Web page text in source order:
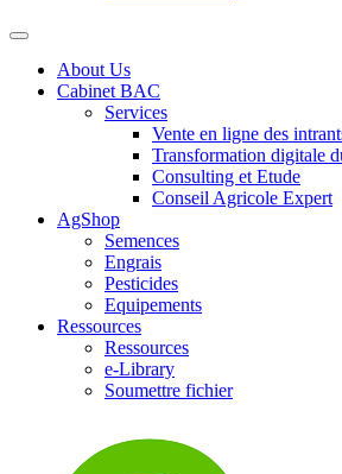
About Us
Cabinet BAC
Services
Vente en ligne des
Transformation digitale
Consulting et Etude
Conseil Agricole Expert
AgShop
Semences
Engrais
Pesticides
Equipements
Ressources
Ressources
e-Library
Soumettre fichier